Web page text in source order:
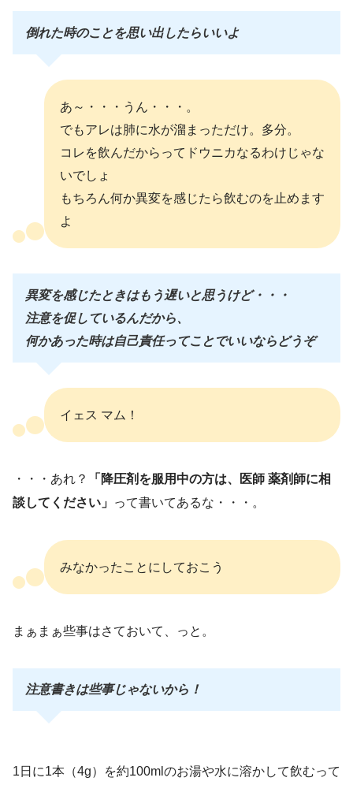
倒れた時のことを思い出したらいいよ
あ～・・・うん・・・。
でもアレは肺に水が溜まっただけ。多分。
コレを飲んだからってドウニカなるわけじゃな
いでしょ
もちろん何か異変を感じたら飲むのを止めます
よ
異変を感じたときはもう遅いと思うけど・・・
注意を促しているんだから、
何かあった時は自己責任ってことでいいならどうぞ
イェス マム！
・・・あれ？
「降圧剤を服用中の方は、医師 薬剤師に相
談してください」 って書いてあるな・・・。
みなかったことにしておこう
まぁまぁ些事はさておいて、っと。
注意書きは些事じゃないから！
1日に1本（4g）を約100mlのお湯や水に溶かして飲むって